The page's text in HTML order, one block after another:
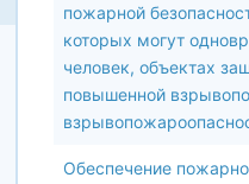
пожарной
которых могут
человек, объектах
повышенной
Обеспечение